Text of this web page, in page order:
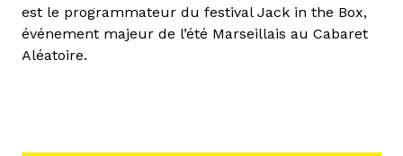
est le programmateur du festival Jack in the Box,
événement majeur de l’été Marseillais au Cabaret
Aléatoire.